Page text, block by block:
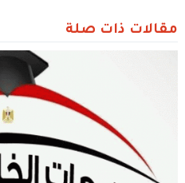
مقالات ذات صلة